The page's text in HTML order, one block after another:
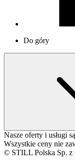
Do góry
Nasze oferty i usługi
Wszystkie ceny nie
© STILL Polska Sp. z